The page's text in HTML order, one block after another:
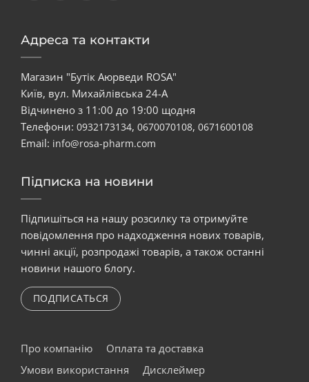
Адреса та контакти
Магазин "Бутік Аюрведи ROSA"
Київ, вул. Михайлівська 24-А
Відчинено з 11:00 до 19:00 щодня
Телефони: 0932173134, 0670070108, 0671600108
Email: info@rosa-pharm.com
Підписка на новини
Підпишіться на нашу розсилку та отримуйте
повідомлення про надходження нових товарів,
чинні акції, розпродажі товарів, а також останні
новини нашого блогу.
ПОДПИСАТЬСЯ
Про компанію
Оплата та доставка
Умови використання
Дисклеймер